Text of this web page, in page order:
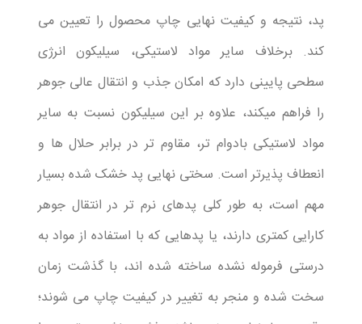
پد، نتیجه و کیفیت نهایی چاپ محصول را تعیین می
کند. برخلاف سایر مواد لاستیکی، سیلیکون انرژی
سطحی پایینی دارد که امکان جذب و انتقال عالی جوهر
را فراهم میکند، علاوه بر این سیلیکون نسبت به سایر
مواد لاستیکی بادوام تر، مقاوم تر در برابر حلال ها و
انعطاف پذیرتر است. سختی نهایی پد خشک شده بسیار
مهم است، به طور کلی پدهای نرم تر در انتقال جوهر
کارایی کمتری دارند، یا پدهایی که با استفاده از مواد به
درستی فرموله نشده ساخته شده اند، با گذشت زمان
سخت شده و منجر به تغییر در کیفیت چاپ می شوند؛